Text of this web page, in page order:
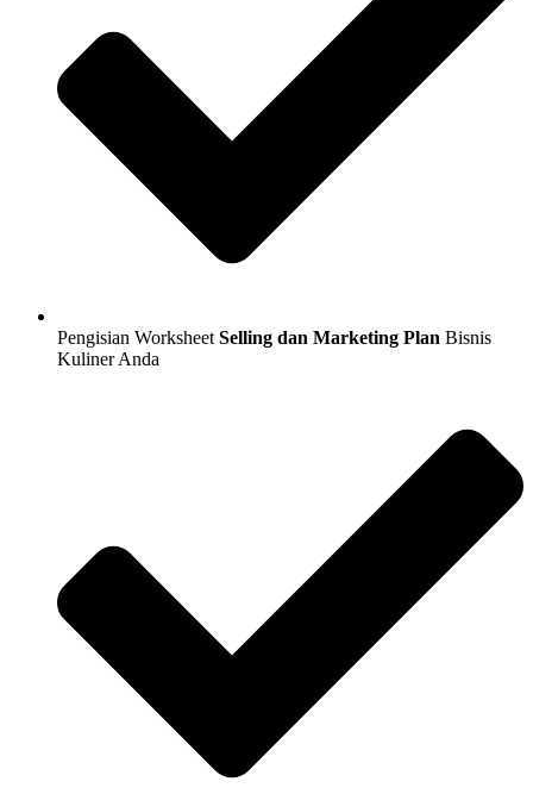
Pengisian Worksheet Selling dan Marketing Plan Bisnis
Kuliner Anda